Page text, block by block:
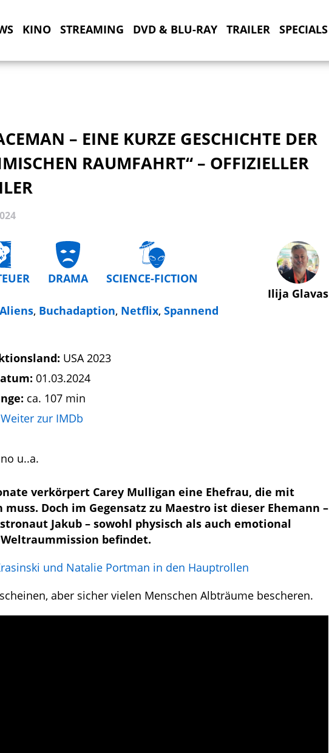
KINO STREAMING DVD & BLU-RAY TRAILER SPECIALS
– EINE KURZE GESCHICHTE DER
RAUMFAHRT“ – OFFIZIELLER
DRAMA SCIENCE-FICTION
Aliens, Buchadaption, Netflix, Spannend
Ilija Glavas
USA 2023
01.03.2024
ca. 107 min
Weiter zur IMDb
u..a.
verkörpert Carey Mulligan eine Ehefrau, die mit
Doch im Gegensatz zu Maestro ist dieser Ehemann –
Jakub – sowohl physisch als auch emotional
befindet.
und Natalie Portman in den Hauptrollen
aber sicher vielen Menschen Albträume bescheren.